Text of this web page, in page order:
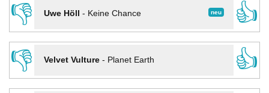
👎
neu
Uwe Höll - Keine Chance
👍
👎
Velvet Vulture- Planet Earth
👍